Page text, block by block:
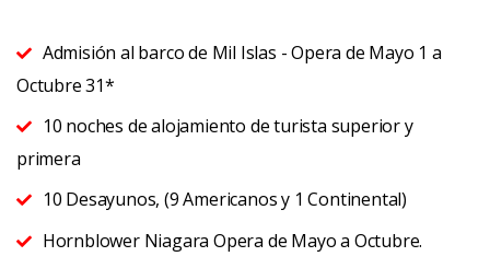
Admisión al barco de Mil Islas - Opera de Mayo 1 a
Octubre 31*
10 noches de alojamiento de turista superior y
primera
10 Desayunos, (9 Americanos y 1 Continental)
Hornblower Niagara Opera de Mayo a Octubre.